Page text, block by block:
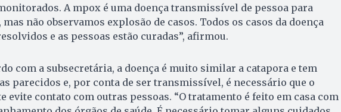
A mpox é uma doença transmissível de pessoa para
mas não observamos explosão de casos. Todos os casos da doença
e as pessoas estão curadas”, afirmou.
com a subsecretária, a doença é muito similar a catapora e tem
parecidos e, por conta de ser transmissível, é necessário que o
evite contato com outras pessoas. “O tratamento é feito em casa com